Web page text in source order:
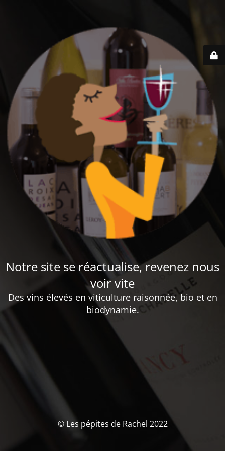
Notre site se réactualise, revenez nous
voir vite
Des vins élevés en viticulture raisonnée, bio et en
biodynamie.
© Les pépites de Rachel 2022